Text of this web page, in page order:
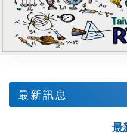
最新訊息
最